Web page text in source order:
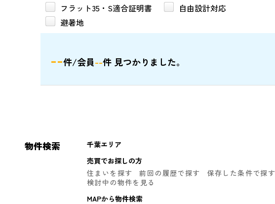
フラット35・S適合証明書
自由設計対応
避暑地
--件/会員--件 見つかりました。
物件検索
千葉エリア
売買でお探しの方
住まいを探す
前回の履歴で探す
保存した条件で探す
検討中の物件を見る
MAPから物件検索